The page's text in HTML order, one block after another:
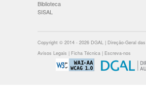
Biblioteca
SISAL
Copyright © 2014 - 2026 DGAL | Direção-Geral
Avisos Legais | Ficha Técnica | Escreva-nos